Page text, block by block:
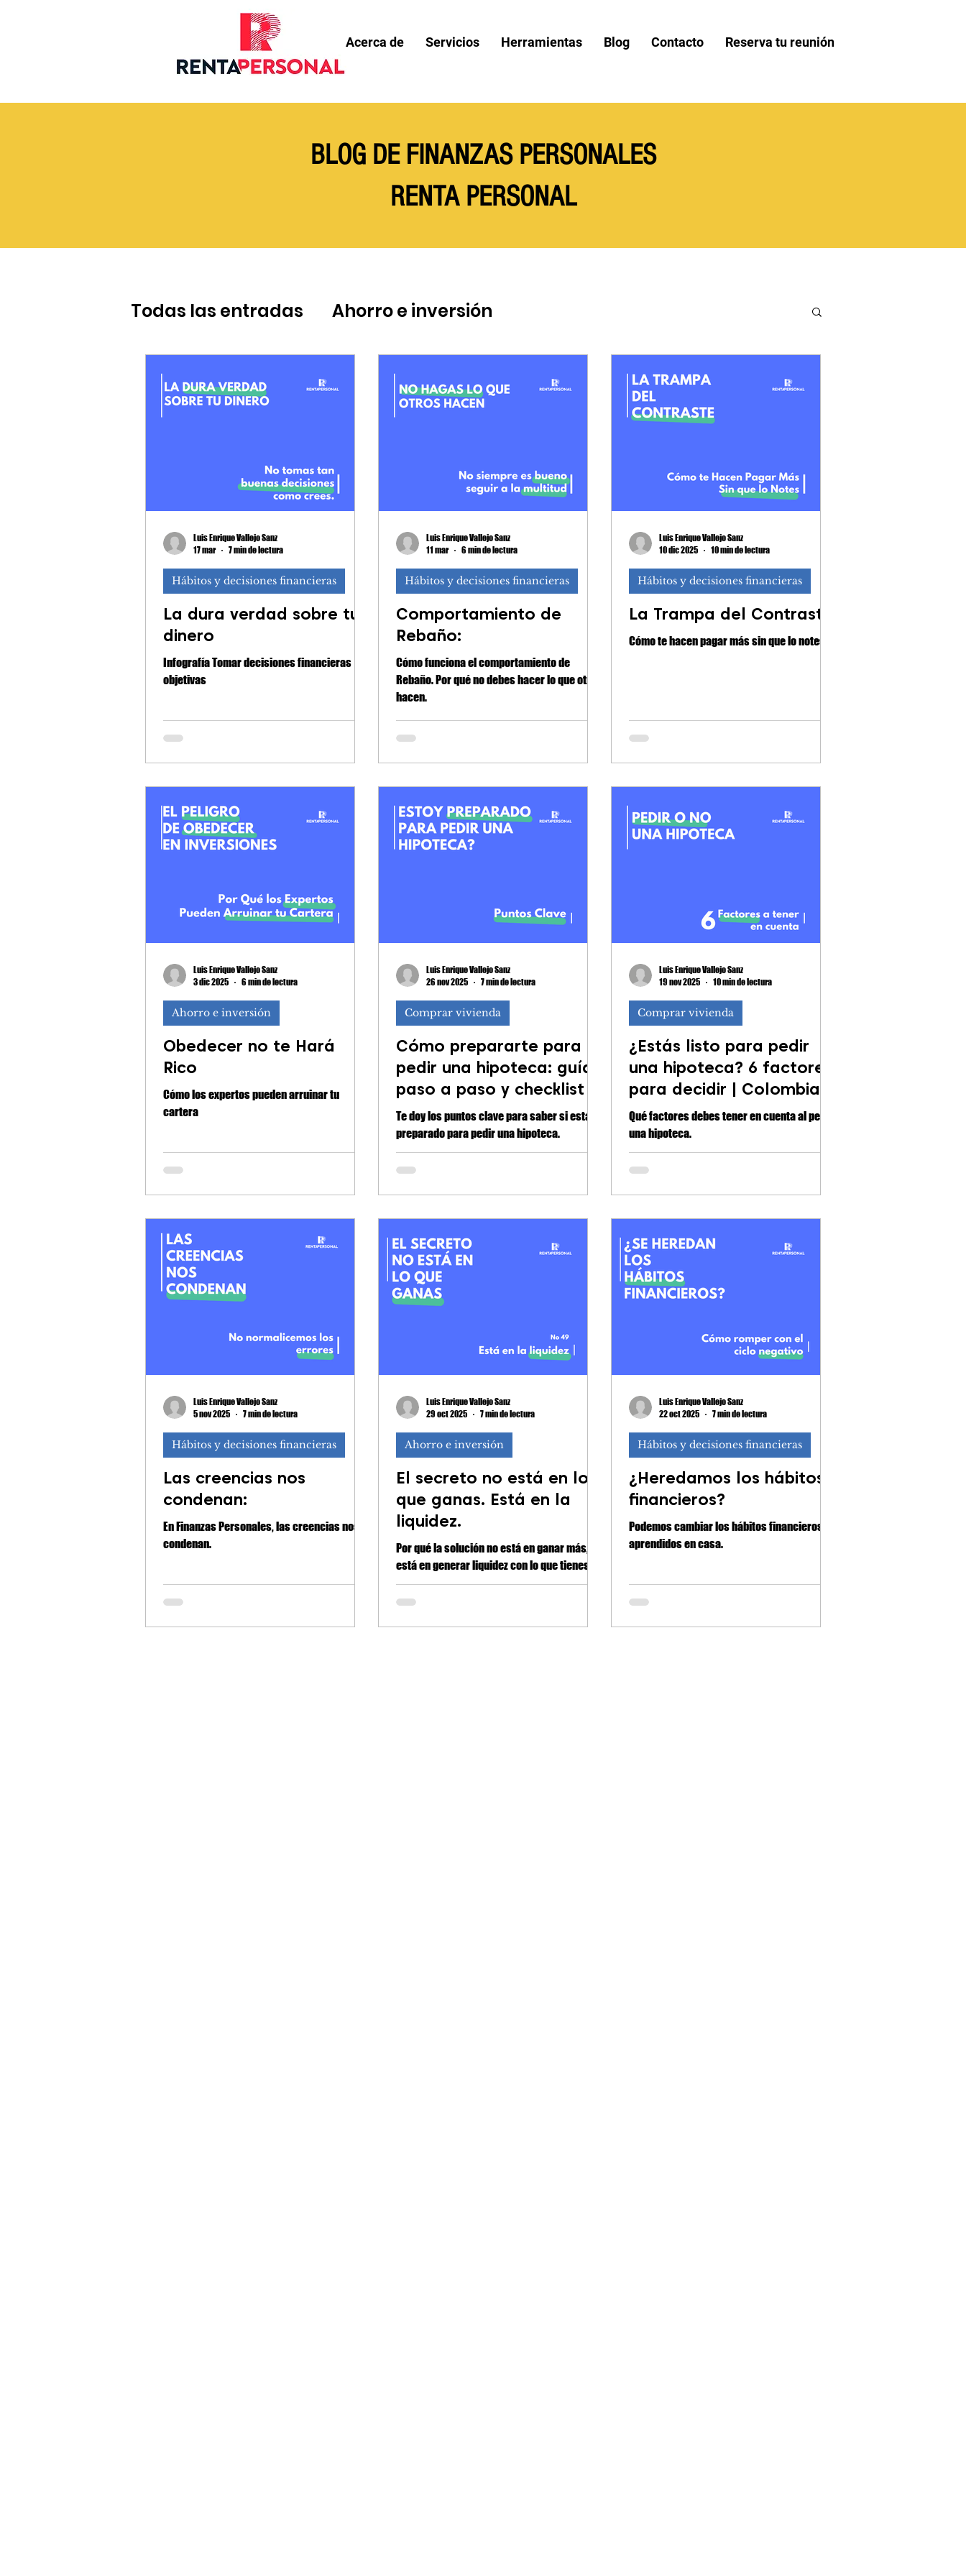
Acerca de Servicios Herramientas Blog Contacto Reserva tu reunión
BLOG DE FINANZAS PERSONALES
RENTA PERSONAL
Todas las entradas Ahorro e inversión
Hábitos y decisiones financieras Impuestos y declaración de renta
Salir de deudas Comprar vivienda
La dura verdad sobre tu
dinero
Infografía Tomar decisiones financieras
objetivas
Hábitos y decisiones financieras
Luis Enrique Vallejo Sanz
17 mar
7 min de lectura
Comportamiento de
Rebaño:
Cómo funciona el comportamiento de
Rebaño. Por qué no debes hacer lo que otros
hacen.
Hábitos y decisiones financieras
Luis Enrique Vallejo Sanz
11 mar
6 min de lectura
La Trampa del Contraste:
Cómo te hacen pagar más sin que lo notes.
Hábitos y decisiones financieras
Luis Enrique Vallejo Sanz
10 dic 2025
10 min de lectura
Obedecer no te Hará
Rico
Cómo los expertos pueden arruinar tu
cartera
Ahorro e inversión
Luis Enrique Vallejo Sanz
3 dic 2025
6 min de lectura
Cómo prepararte para
pedir una hipoteca: guía
paso a paso y checklist |
Colombia
Te doy los puntos clave para saber si estás
preparado para pedir una hipoteca.
Comprar vivienda
Luis Enrique Vallejo Sanz
26 nov 2025
7 min de lectura
¿Estás listo para pedir
una hipoteca? 6 factores
para decidir | Colombia
Qué factores debes tener en cuenta al pedir
una hipoteca.
Comprar vivienda
Luis Enrique Vallejo Sanz
19 nov 2025
10 min de lectura
Las creencias nos
condenan:
En Finanzas Personales, las creencias nos
condenan.
Hábitos y decisiones financieras
Luis Enrique Vallejo Sanz
5 nov 2025
7 min de lectura
El secreto no está en lo
que ganas. Está en la
liquidez.
Por qué la solución no está en ganar más,
está en generar liquidez con lo que tienes.
Ahorro e inversión
Luis Enrique Vallejo Sanz
29 oct 2025
7 min de lectura
¿Heredamos los hábitos
financieros?
Podemos cambiar los hábitos financieros
aprendidos en casa.
Hábitos y decisiones financieras
Luis Enrique Vallejo Sanz
22 oct 2025
7 min de lectura